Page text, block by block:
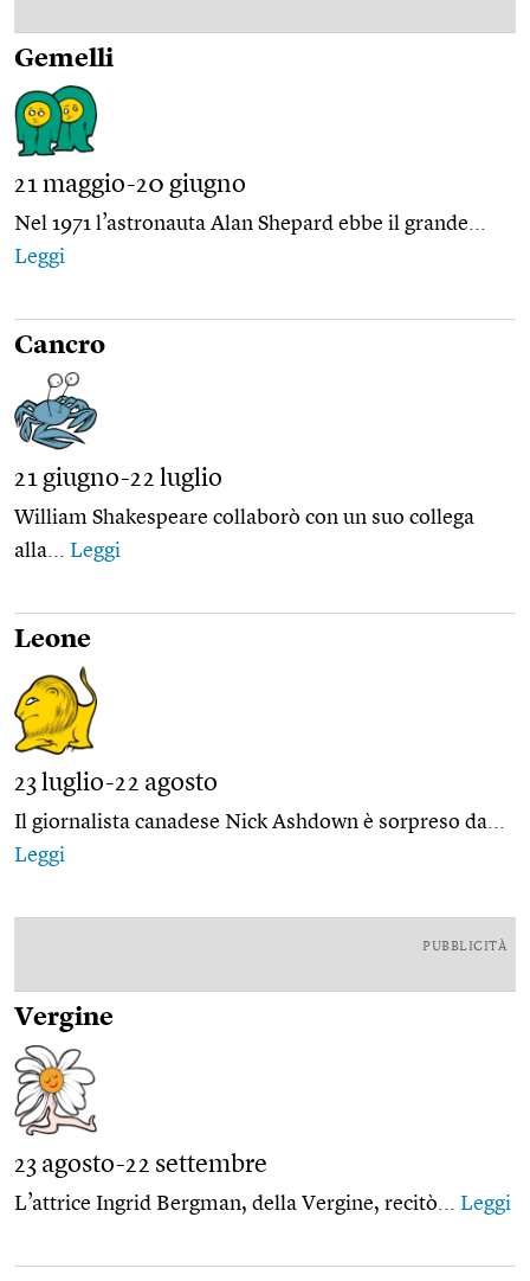
Gemelli
21 maggio-20 giugno
Nel 1971 l’astronauta Alan Shepard ebbe il grande...
Leggi
Cancro
21 giugno-22 luglio
William Shakespeare collaborò con un suo collega
alla... Leggi
Leone
23 luglio-22 agosto
Il giornalista canadese Nick Ashdown è sorpreso da...
Leggi
PUBBLICITÀ
Vergine
23 agosto-22 settembre
L’attrice Ingrid Bergman, della Vergine, recitò... Leggi